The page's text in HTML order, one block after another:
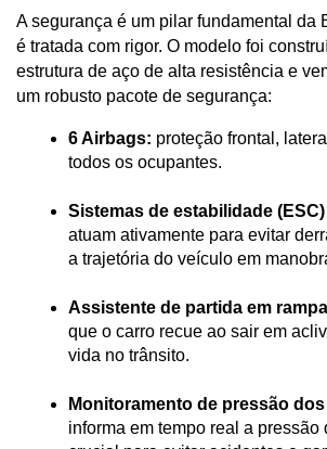
A segurança é um pilar fundamental da
é tratada com rigor. O modelo foi
estrutura de aço de alta resistência e
um robusto pacote de segurança:
6 Airbags: proteção frontal,
todos os ocupantes.
Sistemas de estabilidade
atuam ativamente para evitar
a trajetória do veículo em
Assistente de partida em
que o carro recue ao sair em
vida no trânsito.
Monitoramento de pressão
informa em tempo real a pressão